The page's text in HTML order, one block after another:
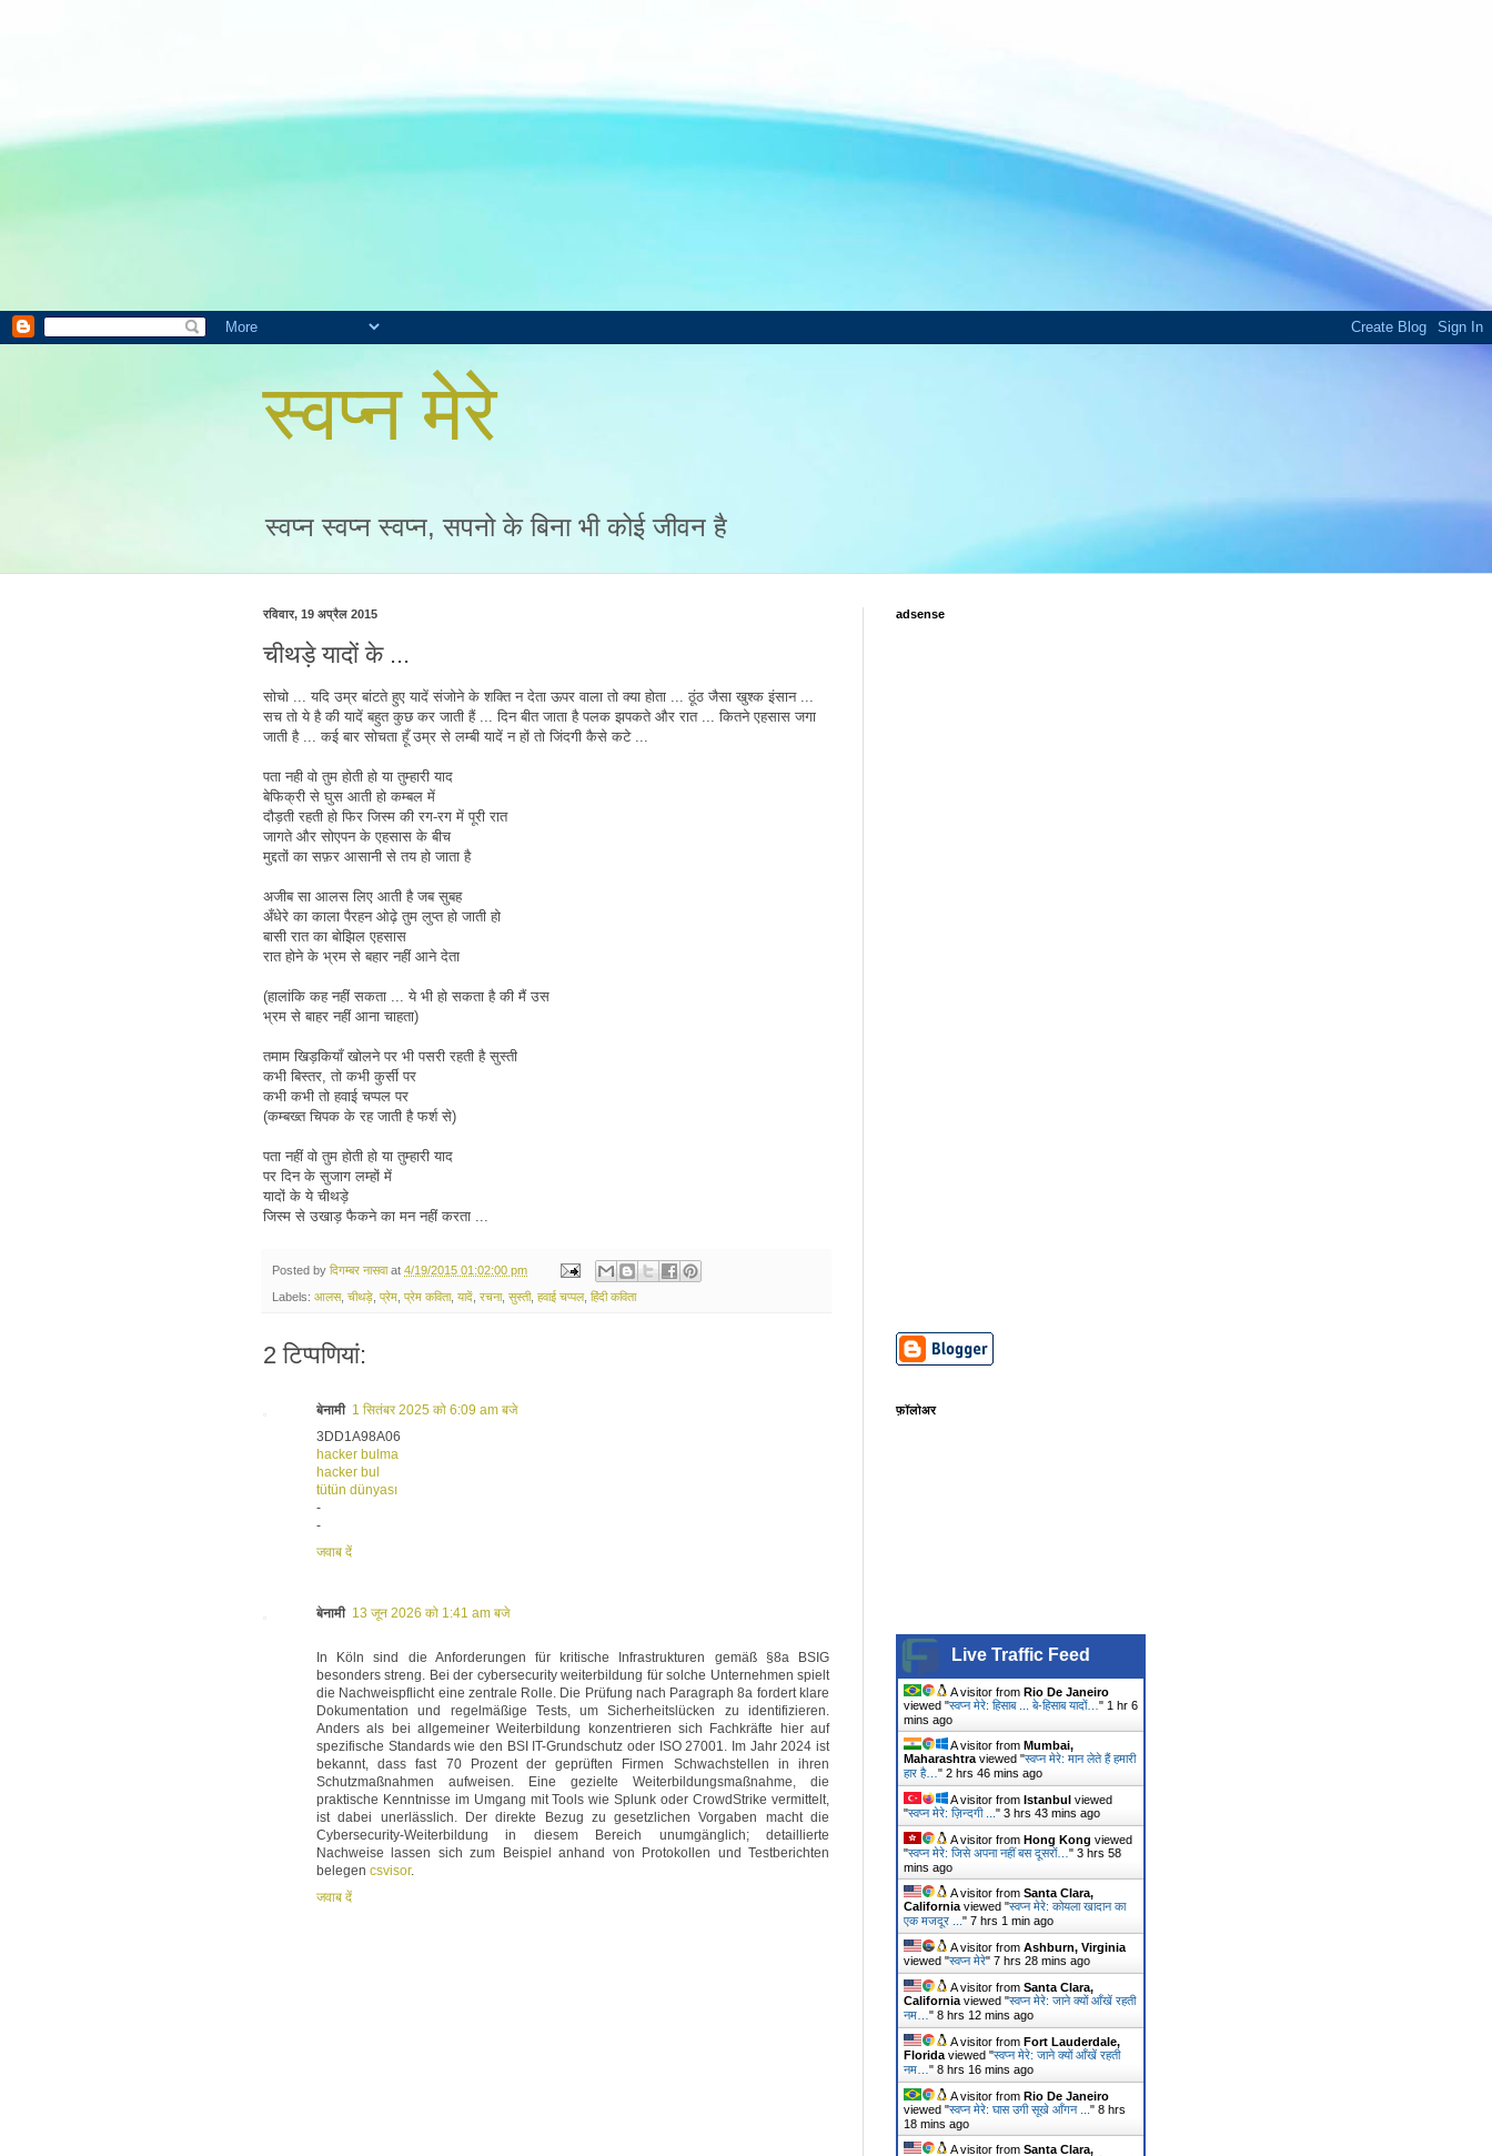
स्वप्न मेरे
स्वप्न स्वप्न स्वप्न, सपनो के बिना भी कोई जीवन है
रविवार, 19 अप्रैल 2015
चीथड़े यादों के ...
सोचो ... यदि उम्र बांटते हुए यादें संजोने के शक्ति न देता ऊपर वाला तो क्या होता ... ठूंठ जैसा खुश्क इंसान ...
सच तो ये है की यादें बहुत कुछ कर जाती हैं ... दिन बीत जाता है पलक झपकते और रात ... कितने एहसास जगा
जाती है ... कई बार सोचता हूँ उम्र से लम्बी यादें न हों तो जिंदगी कैसे कटे ...
पता नही वो तुम होती हो या तुम्हारी याद
बेफिक्री से घुस आती हो कम्बल में
दौड़ती रहती हो फिर जिस्म की रग-रग में पूरी रात
जागते और सोएपन के एहसास के बीच
मुद्दतों का सफ़र आसानी से तय हो जाता है
अजीब सा आलस लिए आती है जब सुबह
अँधेरे का काला पैरहन ओढ़े तुम लुप्त हो जाती हो
बासी रात का बोझिल एहसास
रात होने के भ्रम से बहार नहीं आने देता
(हालांकि कह नहीं सकता ... ये भी हो सकता है की मैं उस
भ्रम से बाहर नहीं आना चाहता)
तमाम खिड़कियाँ खोलने पर भी पसरी रहती है सुस्ती
कभी बिस्तर, तो कभी कुर्सी पर
कभी कभी तो हवाई चप्पल पर
(कम्बख्त चिपक के रह जाती है फर्श से)
पता नहीं वो तुम होती हो या तुम्हारी याद
पर दिन के सुजाग लम्हों में
यादों के ये चीथड़े
जिस्म से उखाड़ फैकने का मन नहीं करता ...
Posted by दिगम्बर नासवा at 4/19/2015 01:02:00 pm
Labels: आलस, चीथड़े प्रेम प्रेम कविता, यादें रचना, सुस्ती, हवाई चप्पल, हिंदी कविता
2 टिप्‍पणियां:
बेनामी 1 सितंबर 2025 को 6:09 am बजे
3DD1A98A06
hacker bulma
hacker bul
tütün dünyası
-
-
जवाब दें
बेनामी 13 जून 2026 को 1:41 am बजे
In Köln sind die Anforderungen für kritische Infrastrukturen gemäß §8a BSIG
besonders streng. Bei der cybersecurity weiterbildung für solche Unternehmen spielt
die Nachweispflicht eine zentrale Rolle. Die Prüfung nach Paragraph 8a fordert klare
Dokumentation und regelmäßige Tests, um Sicherheitslücken zu identifizieren.
Anders als bei allgemeiner Weiterbildung konzentrieren sich Fachkräfte hier auf
spezifische Standards wie den BSI IT-Grundschutz oder ISO 27001. Im Jahr 2024 ist
bekannt, dass fast 70 Prozent der geprüften Firmen Schwachstellen in ihren
Schutzmaßnahmen aufweisen. Eine gezielte Weiterbildungsmaßnahme, die
praktische Kenntnisse im Umgang mit Tools wie Splunk oder CrowdStrike vermittelt,
ist dabei unerlässlich. Der direkte Bezug zu gesetzlichen Vorgaben macht die
Cybersecurity-Weiterbildung in diesem Bereich unumgänglich; detaillierte
Nachweise lassen sich zum Beispiel anhand von Protokollen und Testberichten
belegen csvisor.
जवाब दें
adsense
फ़ॉलोअर
Live Traffic Feed
A visitor from Rio De Janeiro
viewed "स्वप्न मेरे: हिसाब ... बे-हिसाब यादों… " 1 hr 6
mins ago
A visitor from Mumbai,
Maharashtra viewed "स्वप्न मेरे: मान लेते हैं हमारी
हार है… " 2 hrs 46 mins ago
A visitor from Istanbul viewed
"स्वप्न मेरे: ज़िन्दगी ... " 3 hrs 43 mins ago
A visitor from Hong Kong viewed
"स्वप्न मेरे: जिसे अपना नहीं बस दूसरों… " 3 hrs 59
mins ago
A visitor from Santa Clara,
California viewed "स्वप्न मेरे: कोयला खादान का
एक मजदूर ... " 7 hrs 1 min ago
A visitor from Ashburn, Virginia
viewed "स्वप्न मेरे" 7 hrs 28 mins ago
A visitor from Santa Clara,
California viewed "स्वप्न मेरे: जाने क्यों आँखें रहती
नम… " 8 hrs 12 mins ago
A visitor from Fort Lauderdale,
Florida viewed "स्वप्न मेरे: जाने क्यों आँखें रहती
नम… " 8 hrs 16 mins ago
A visitor from Rio De Janeiro
viewed "स्वप्न मेरे: घास उगी सूखे आँगन ... " 8 hrs
18 mins ago
A visitor from Santa Clara,